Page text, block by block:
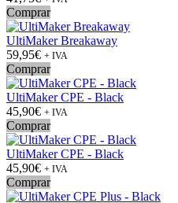
Comprar
UltiMaker Breakaway
59,95€ + IVA
Comprar
UltiMaker CPE - Black
45,90€ + IVA
Comprar
UltiMaker CPE - Black
45,90€ + IVA
Comprar